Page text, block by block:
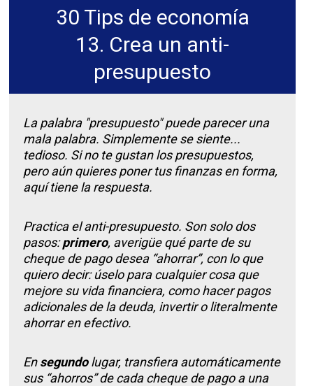
30 Tips de economía
13. Crea un anti-
presupuesto
La palabra "presupuesto" puede parecer una
mala palabra. Simplemente se siente...
tedioso. Si no te gustan los presupuestos,
pero aún quieres poner tus finanzas en forma,
aquí tiene la respuesta.
Practica el anti-presupuesto. Son solo dos
pasos:primero, averigüe qué parte de su
cheque de pago desea “ahorrar”, con lo que
quiero decir: úselo para cualquier cosa que
mejore su vida financiera, como hacer pagos
adicionales de la deuda, invertir o literalmente
ahorrar en efectivo.
Ensegundolugar, transfiera automáticamente
sus “ahorros” de cada cheque de pago a una